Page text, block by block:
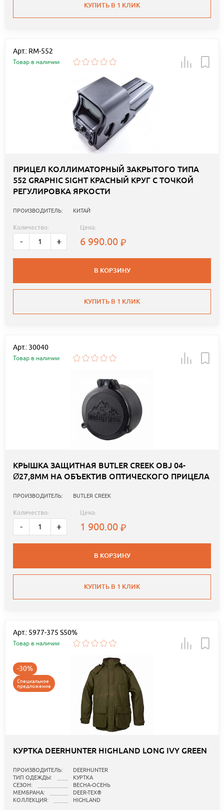
КУПИТЬ В 1 КЛИК
Арт.: RM-552
Товар в наличии
ПРИЦЕЛ КОЛЛИМАТОРНЫЙ ЗАКРЫТОГО ТИПА
552 GRAPHIC SIGHT КРАСНЫЙ КРУГ С ТОЧКОЙ
РЕГУЛИРОВКА ЯРКОСТИ
ПРОИЗВОДИТЕЛЬ: КИТАЙ
Количество:
- +
Цена:
6 990.00
В КОРЗИНУ
КУПИТЬ В 1 КЛИК
Арт.: 30040
Товар в наличии
КРЫШКА ЗАЩИТНАЯ BUTLER CREEK OBJ 04-
Ø27,8ММ НА ОБЪЕКТИВ ОПТИЧЕСКОГО ПРИЦЕЛА
ПРОИЗВОДИТЕЛЬ: BUTLER CREEK
Количество:
- +
Цена:
1 900.00
В КОРЗИНУ
КУПИТЬ В 1 КЛИК
Арт.: 5977-375 S50%
Товар в наличии
-30%
Специальное
предложение
КУРТКА DEERHUNTER HIGHLAND LONG IVY GREEN
ПРОИЗВОДИТЕЛЬ:
DEERHUNTER
ТИП ОДЕЖДЫ:
КУРТКА
СЕЗОН:
ВЕСНА-ОСЕНЬ
МЕМБРАНА:
DEER-TEX®
КОЛЛЕКЦИЯ:
HIGHLAND